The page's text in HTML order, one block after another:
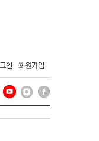
인 회원가입